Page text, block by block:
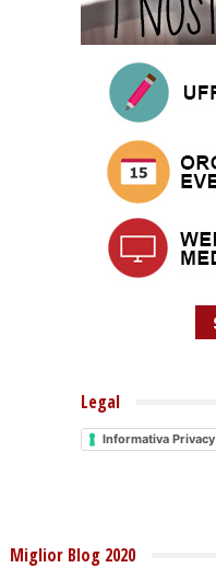
Legal
Informativa Privacy
Miglior Blog 2020